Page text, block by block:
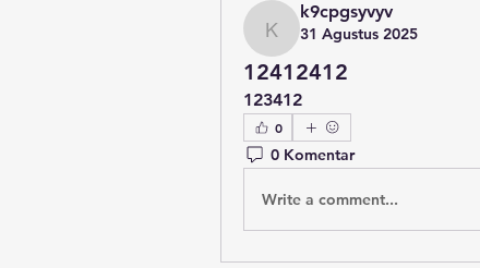
k9cpgsyvyv
k9cpgsyvyv
31 Agustus 2025
12412412
123412
0
0 Komentar
Write a comment...